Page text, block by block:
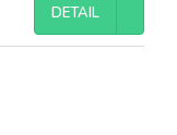
DETAIL